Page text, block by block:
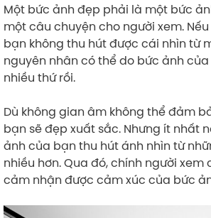
Một bức ảnh đẹp phải là một bức
một câu chuyện cho người xem.
bạn không thu hút được cái nhìn từ
nguyên nhân có thể do bức ảnh
nhiều thứ rồi.
Dù không gian âm không thể đảm
bạn sẽ đẹp xuất sắc. Nhưng ít nhất
ảnh của bạn thu hút ánh nhìn từ
nhiều hơn. Qua đó, chính người xem
cảm nhận được cảm xúc của bức